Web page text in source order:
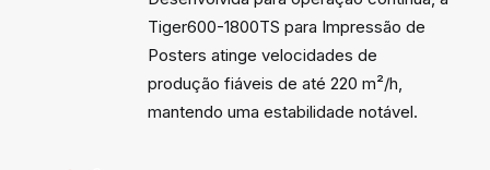
Tiger600-1800TS para Impressão de
Posters atinge velocidades de
produção fiáveis de até 220 m²/h,
mantendo uma estabilidade notável.